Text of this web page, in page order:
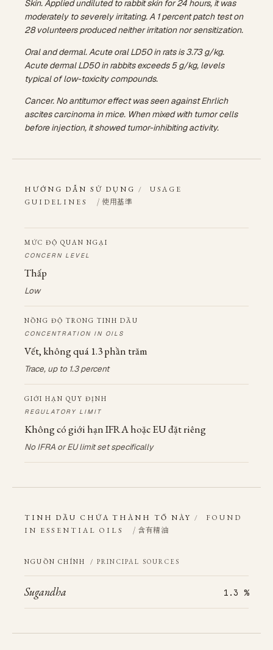
Skin. Applied undiluted to rabbit skin for 24 hours, it was
moderately to severely irritating. A 1 percent patch test on
28 volunteers produced neither irritation nor sensitization.
Oral and dermal. Acute oral LD50 in rats is 3.73 g/kg.
Acute dermal LD50 in rabbits exceeds 5 g/kg, levels
typical of low-toxicity compounds.
Cancer. No antitumor effect was seen against Ehrlich
ascites carcinoma in mice. When mixed with tumor cells
before injection, it showed tumor-inhibiting activity.
HƯỚNG DẪN SỬ DỤNG /
USAGE
GUIDELINES
/ 使用基準
MỨC ĐỘ QUAN NGẠI
CONCERN LEVEL
Thấp
Low
NỒNG ĐỘ TRONG TINH DẦU
CONCENTRATION IN OILS
Vết, không quá 1.3 phần trăm
Trace, up to 1.3 percent
GIỚI HẠN QUY ĐỊNH
REGULATORY LIMIT
Không có giới hạn IFRA hoặc EU đặt riêng
No IFRA or EU limit set specifically
TINH DẦU CHỨA THÀNH TỐ NÀY /
FOUND
IN ESSENTIAL OILS
/ 含有精油
NGUỒN CHÍNH / PRINCIPAL SOURCES
Sugandha 1.3 %